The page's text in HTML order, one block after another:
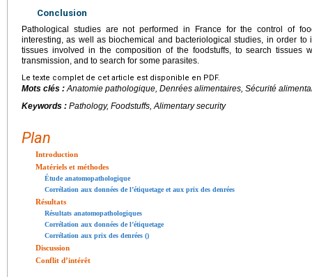
Conclusion
Pathological studies are not performed in France for the control of
interesting, as well as biochemical and bacteriological studies, in order
tissues involved in the composition of the foodstuffs, to search tissues
transmission, and to search for some parasites.
Le texte complet de cet article est disponible en PDF.
Mots clés :Anatomie pathologique, Denrées alimentaires, Sécurité
Keywords : Pathology, Foodstuffs, Alimentary security
Plan
Introduction
Matériels et méthodes
Étude anatomopathologique
Corrélation aux données de l’étiquetage et aux prix des denrées
Résultats
Résultats anatomopathologiques
Corrélation aux données de l’étiquetage
Corrélation aux prix des denrées ()
Discussion
Conflit d’intérêt